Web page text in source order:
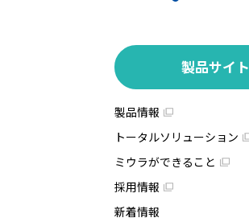
製品サイト
製品情報
トータルソリューション
ミウラができること
採用情報
新着情報